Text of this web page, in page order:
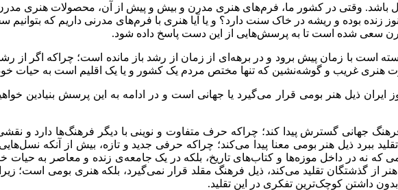
باشد. وقتی در کشور ما، فرم‌های هنری مدرن و بیش و پیش از آن، محصولات هنری
زنده بوده و ریشه در خاک سنت دارد؟ و یا آیا هنری با فرم‌های مدرنی داریم که بتوانیم
سعی شده است تا به پرسش‌هایی از این دست پاسخ داده شود.
است با زمان پیش برود و در برهه‌ای از زمان از رشد باز مانده است؛ چراکه اگر از
هنری غریب و گوشه‌نشین که تنها مختص مردم یک کشور و یا یک اقلیم است به حیات خود
ذیل هنر بومی قرار می‌گیرد یا جهانی است و در ادامه به این پرسش بنیادین
جهانی گسترش پیدا کند؛ چراکه حرف متفاوت و نوینی با دیگر فرهنگ‌ها دارد و نقشی
ببرد ذیل هنر بومی معنا پیدا می‌کند؛ چراکه حرفی جدید و تازه، بیش از آنکه
که نه در داخل موزه‌ها و کتاب‌های تاریخ، بلکه در یک جامعه‌ی زنده و معاصر به
هنر از گذشتگان تقلید می‌کند، ذیل فرهنگ مقلد قرار نمی‌گیرد، بلکه هنری بومی است؛
داشتن کوچک‌ترین تفکری در این تقلید.